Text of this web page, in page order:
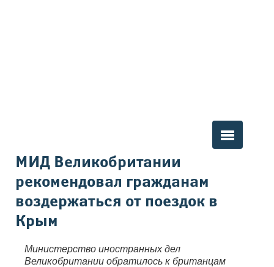
Вы здесь
МИД Великобритании
рекомендовал гражданам
воздержаться от поездок в
Крым
Министерство иностранных дел
Великобритании обратилось к британцам